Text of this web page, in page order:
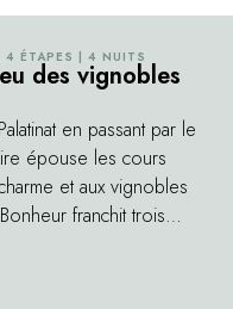
©
4 ÉTAPES | 4 NUITS
des vignobles
en passant par le
épouse les cours
et aux vignobles
franchit trois
on